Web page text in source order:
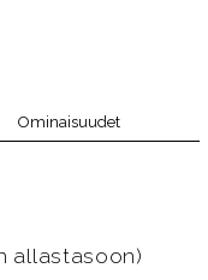
Ominaisuudet
allastasoon)